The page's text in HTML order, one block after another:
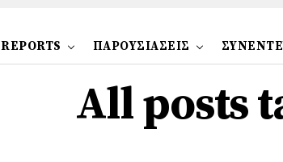
REPORTS ΠΑΡΟΥΣΙΑΣΕΙΣ
All posts